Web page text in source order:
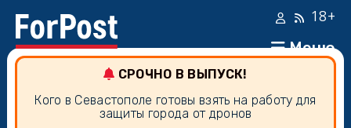
Меню
18+
СРОЧНО В ВЫПУСК!
Кого в Севастополе готовы взять на работу для
защиты города от дронов